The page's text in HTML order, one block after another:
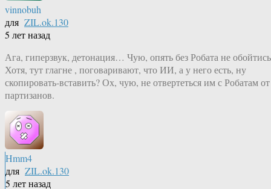
vinnobuh
для ZIL.ok.130
5 лет назад
Ага, гиперзвук, детонация… Чую, опять без Робата не
Хотя, тут глагне , поговаривают, что ИИ, а у него есть, ну
скопировать-вставить? Ох, чую, не отвертеться им с Робатам от
партизанов.
Hmm4
для ZIL.ok.130
5 лет назад